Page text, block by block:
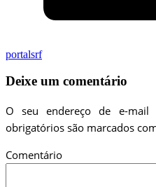
portalsrf
Deixe um comentário
O seu endereço de e-mail
obrigatórios são marcados